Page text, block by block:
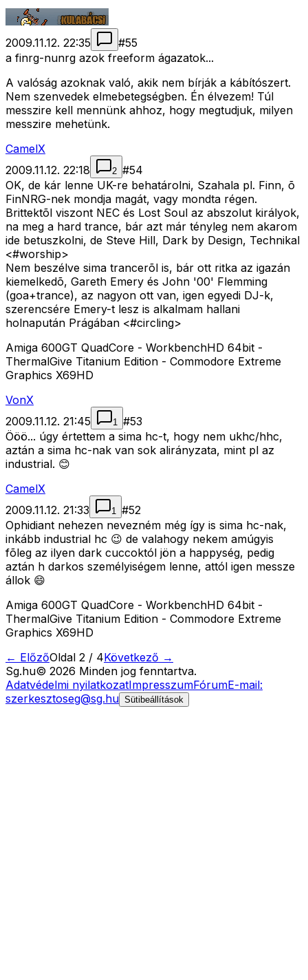
2009.11.12. 22:35 #55
a finrg-nunrg azok freeform ágazatok...
A valóság azoknak való, akik nem bírják a kábítószert.
Nem szenvedek elmebetegségben. Én élvezem! Túl
messzire kell mennünk ahhoz, hogy megtudjuk, milyen
messzire mehetünk.
CamelX
2009.11.12. 22:18
2 #54
OK, de kár lenne UK-re behatárolni, Szahala pl. Finn, õ
FinNRG-nek mondja magát, vagy mondta régen.
Brittektõl viszont NEC és Lost Soul az abszolut királyok,
na meg a hard trance, bár azt már tényleg nem akarom
ide betuszkolni, de Steve Hill, Dark by Design, Technikal
<#worship>
Nem beszélve sima trancerõl is, bár ott ritka az igazán
kiemelkedõ, Gareth Emery és John '00' Flemming
(goa+trance), az nagyon ott van, igen egyedi DJ-k,
szerencsére Emery-t lesz is alkalmam hallani
holnapután Prágában <#circling>
Amiga 600GT QuadCore - WorkbenchHD 64bit -
ThermalGive Titanium Edition - Commodore Extreme
Graphics X69HD
VonX
2009.11.12. 21:45
1 #53
Ööö... úgy értettem a sima hc-t, hogy nem ukhc/hhc,
aztán a sima hc-nak van sok alirányzata, mint pl az
industrial. 😊
CamelX
2009.11.12. 21:33
1 #52
Ophidiant nehezen nevezném még így is sima hc-nak,
inkább industrial hc 😉 de valahogy nekem amúgyis
fõleg az ilyen dark cuccoktól jön a happység, pedig
aztán h darkos személyiségem lenne, attól igen messze
állok 😄
Amiga 600GT QuadCore - WorkbenchHD 64bit -
ThermalGive Titanium Edition - Commodore Extreme
Graphics X69HD
← ElőzőOldal 2 / 4Következő →
Sg.hu© 2026 Minden jog fenntartva.
Adatvédelmi nyilatkozatImpresszumFórumE-mail:
szerkesztoseg@sg.hu Sütibeállítások